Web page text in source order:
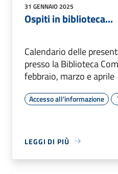
31 GENNAIO 2025
Ospiti in biblioteca...
Calendario delle
presso la Biblioteca
febbraio, marzo e aprile
Accesso all'informazione
LEGGI DI PIÙ